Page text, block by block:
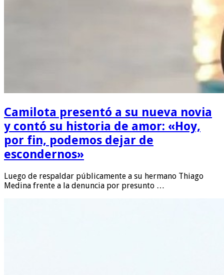
Camilota presentó a su nueva novia
y contó su historia de amor: «Hoy,
por fin, podemos dejar de
escondernos»
Luego de respaldar públicamente a su hermano Thiago
Medina frente a la denuncia por presunto …